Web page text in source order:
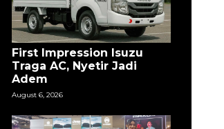
First Impression Isuzu
Traga AC, Nyetir Jadi
Adem
August 6, 2026